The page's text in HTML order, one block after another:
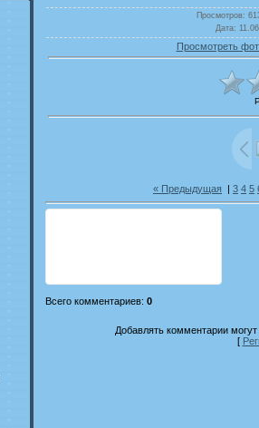
Просмотров:
Дата:
Просмотреть
« Предыдущая | 3 4 5
Всего комментариев: 0
Добавлять комментарии
[